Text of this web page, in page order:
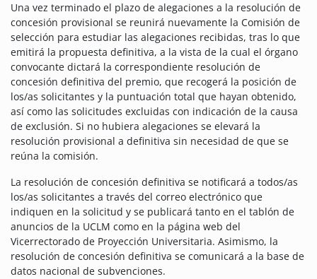
Una vez terminado el plazo de alegaciones a la resolución de
concesión provisional se reunirá nuevamente la Comisión de
selección para estudiar las alegaciones recibidas, tras lo que
emitirá la propuesta definitiva, a la vista de la cual el órgano
convocante dictará la correspondiente resolución de
concesión definitiva del premio, que recogerá la posición de
los/as solicitantes y la puntuación total que hayan obtenido,
así como las solicitudes excluidas con indicación de la causa
de exclusión. Si no hubiera alegaciones se elevará la
resolución provisional a definitiva sin necesidad de que se
reúna la comisión.
La resolución de concesión definitiva se notificará a todos/as
los/as solicitantes a través del correo electrónico que
indiquen en la solicitud y se publicará tanto en el tablón de
anuncios de la UCLM como en la página web del
Vicerrectorado de Proyección Universitaria. Asimismo, la
resolución de concesión definitiva se comunicará a la base de
datos nacional de subvenciones.